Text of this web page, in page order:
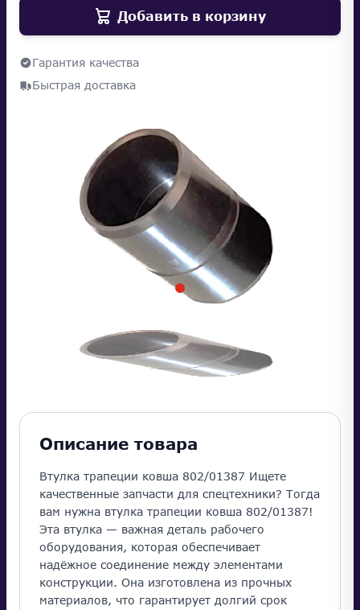
Добавить в корзину
Гарантия качества
Быстрая доставка
Описание товара
Втулка трапеции ковша 802/01387 Ищете
качественные запчасти для спецтехники? Тогда
вам нужна втулка трапеции ковша 802/01387!
Эта втулка — важная деталь рабочего
оборудования, которая обеспечивает
надёжное соединение между элементами
конструкции. Она изготовлена из прочных
материалов, что гарантирует долгий срок